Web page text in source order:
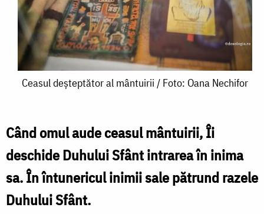
Ceasul
al
mântuirii
/
Foto:
Oana
Ceasul deșteptător al mântuirii / Foto: Oana Nechifor
Când omul aude ceasul mântuirii, Îi
deschide Duhului Sfânt intrarea în inima
sa. În întunericul inimii sale pătrund razele
Duhului Sfânt.